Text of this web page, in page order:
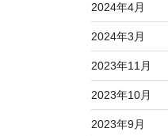
2024年4月
2024年3月
2023年11月
2023年10月
2023年9月